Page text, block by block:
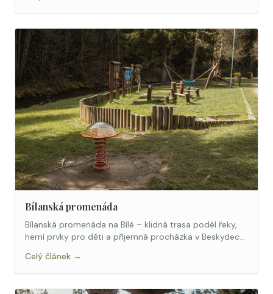
Bílanská promenáda
Bílanská promenáda na Bílé – klidná trasa podél řeky,
herní prvky pro děti a příjemná procházka v Beskydech.
Celý článek →